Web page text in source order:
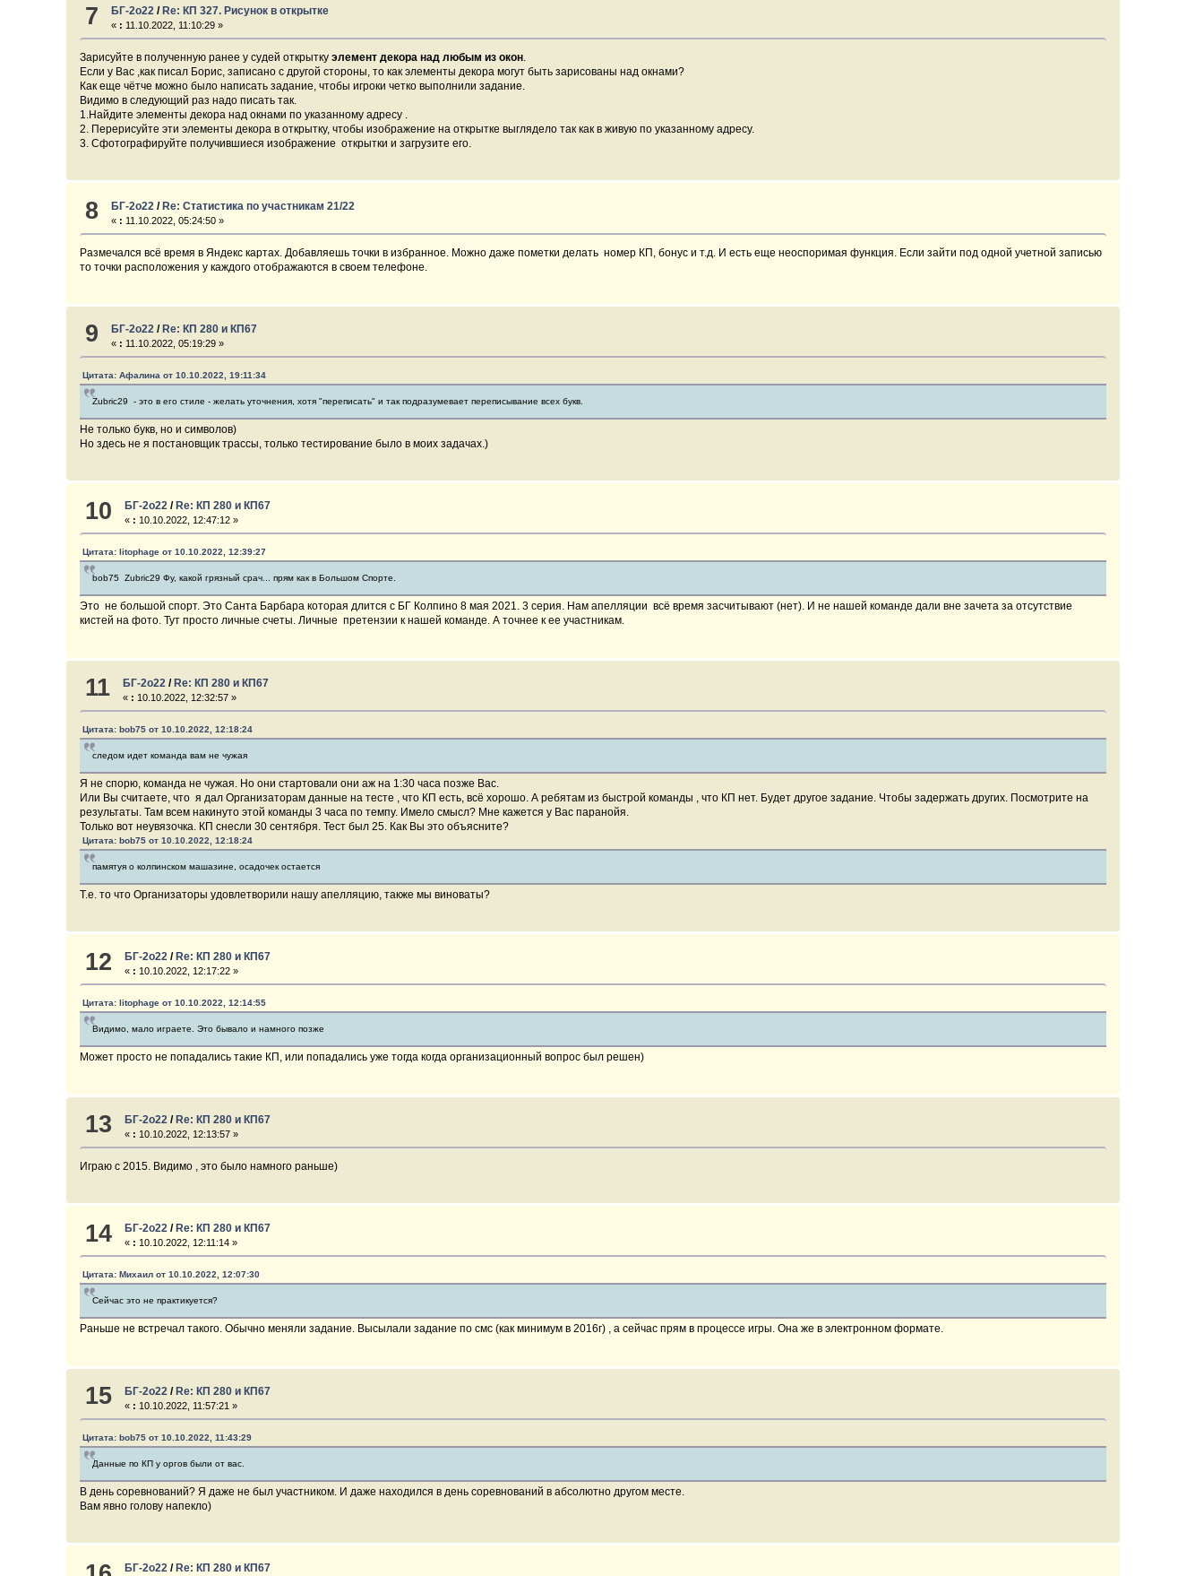
7 БГ-2о22/ Re: КП 327. Рисунок в открытке
« : 11.10.2022, 11:10:29 »
Зарисуйте в полученную ранее у судей открыткуэлемент декора над любым из окон.
Если у Вас ,как писал Борис, записано с другой стороны, то как элементы декора могут быть зарисованы над окнами?
Как еще чётче можно было написать задание, чтобы игроки четко выполнили задание.
Видимо в следующий раз надо писать так.
1.Найдите элементы декора над окнами по указанному адресу .
2. Перерисуйте эти элементы декора в открытку, чтобы изображение на открытке выглядело так как в живую по указанному адресу.
3. Сфотографируйте получившиеся изображение открытки и загрузите его.
8 БГ-2о22 /Re: Статистика по участникам 21/22
« : 11.10.2022, 05:24:50 »
Размечался всё время в Яндекс картах. Добавляешь точки в избранное. Можно даже пометки делать номер КП, бонус и т.д. И есть еще неоспоримая функция. Если зайти под одной учетной записью
то точки расположения у каждого отображаются в своем телефоне.
9 БГ-2о22/ Re: КП 280 и КП67
« : 11.10.2022, 05:19:29 »
Цитата: Афалина от 10.10.2022, 19:11:34
Zubric29 - это в его стиле - желать уточнения, хотя "переписать" и так подразумевает переписывание всех букв.
Не только букв, но и символов)
Но здесь не я постановщик трассы, только тестирование было в моих задачах.)
10 БГ-2о22/ Re: КП 280 и КП67
« : 10.10.2022, 12:47:12 »
Цитата: litophage от 10.10.2022, 12:39:27
bob75 Zubric29 Фу, какой грязный срач... прям как в Большом Спорте.
Это не большой спорт. Это Санта Барбара которая длится с БГ Колпино 8 мая 2021. 3 серия. Нам апелляции всё время засчитывают (нет). И не нашей команде дали вне зачета за отсутствие
кистей на фото. Тут просто личные счеты. Личные претензии к нашей команде. А точнее к ее участникам.
11 БГ-2о22/ Re: КП 280 и КП67
« : 10.10.2022, 12:32:57 »
Цитата: bob75 от 10.10.2022, 12:18:24
следом идет команда вам не чужая
Я не спорю, команда не чужая. Но они стартовали они аж на 1:30 часа позже Вас.
Или Вы считаете, что я дал Организаторам данные на тесте , что КП есть, всё хорошо. А ребятам из быстрой команды , что КП нет. Будет другое задание. Чтобы задержать других. Посмотрите на
результаты. Там всем накинуто этой команды 3 часа по темпу. Имело смысл? Мне кажется у Вас паранойя.
Только вот неувязочка. КП снесли 30 сентября. Тест был 25. Как Вы это объясните?
Цитата: bob75 от 10.10.2022, 12:18:24
памятуя о колпинском машазине, осадочек остается
Т.е. то что Организаторы удовлетворили нашу апелляцию, также мы виноваты?
12 БГ-2о22/ Re: КП 280 и КП67
« : 10.10.2022, 12:17:22 »
Цитата: litophage от 10.10.2022, 12:14:55
Видимо, мало играете. Это бывало и намного позже
Может просто не попадались такие КП, или попадались уже тогда когда организационный вопрос был решен)
13 БГ-2о22/Re: КП 280 и КП67
« : 10.10.2022, 12:13:57 »
Играю с 2015. Видимо , это было намного раньше)
14 БГ-2о22/ Re: КП 280 и КП67
« : 10.10.2022, 12:11:14 »
Цитата: Михаил от 10.10.2022, 12:07:30
Сейчас это не практикуется?
Раньше не встречал такого. Обычно меняли задание. Высылали задание по смс (как минимум в 2016г) , а сейчас прям в процессе игры. Она же в электронном формате.
15 БГ-2о22 /Re: КП 280 и КП67
« : 10.10.2022, 11:57:21 »
Цитата: bob75 от 10.10.2022, 11:43:29
Данные по КП у оргов были от вас.
В день соревнований? Я даже не был участником. И даже находился в день соревнований в абсолютно другом месте.
Вам явно голову напекло)
БГ-2о22/ Re: КП 280 и КП67